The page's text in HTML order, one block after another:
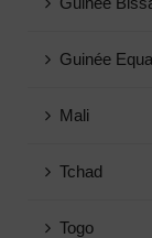
Guinée
Mali
Tchad
Togo